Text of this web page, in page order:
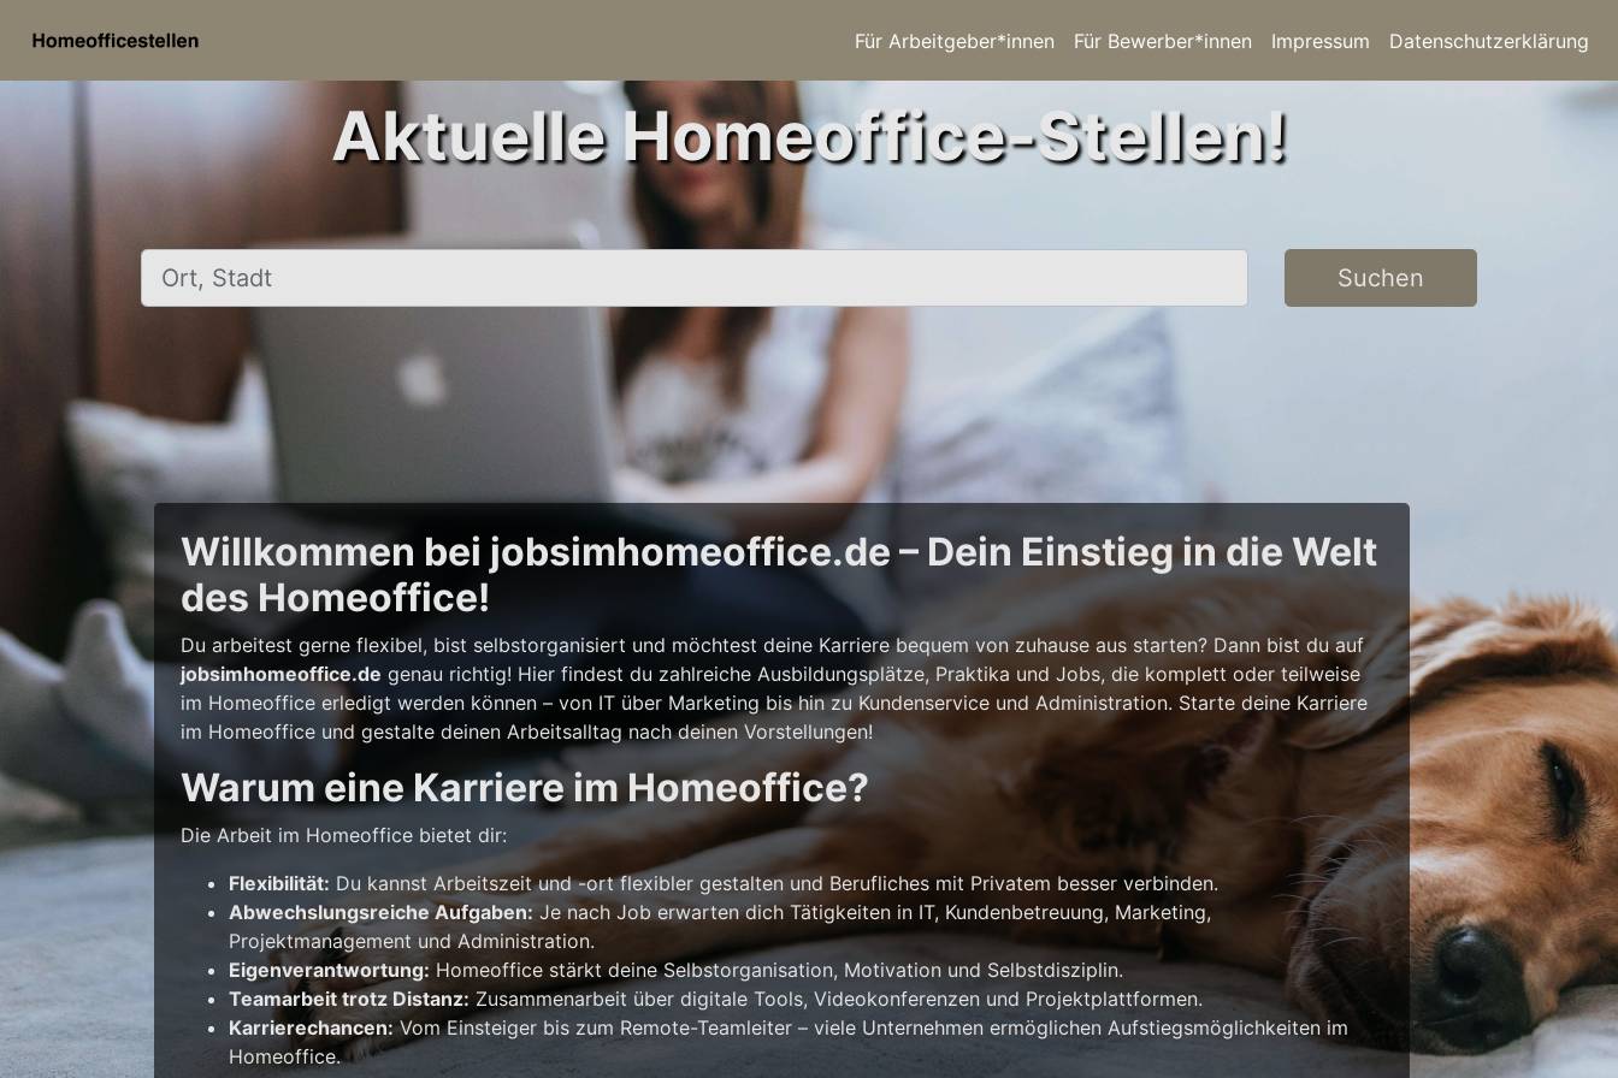
Für Arbeitgeber*innen Für Bewerber*innen Impressum Datenschutzerklärung
Aktuelle Homeoffice-Stellen!
Ort, Stadt Suchen
Willkommen bei jobsimhomeoffice.de – Dein Einstieg in die Welt
des Homeoffice!
Du arbeitest gerne flexibel, bist selbstorganisiert und möchtest deine Karriere bequem von zuhause aus starten? Dann bist du auf
jobsimhomeoffice.de genau richtig! Hier findest du zahlreiche Ausbildungsplätze, Praktika und Jobs, die komplett oder teilweise
im Homeoffice erledigt werden können – von IT über Marketing bis hin zu Kundenservice und Administration. Starte deine Karriere
im Homeoffice und gestalte deinen Arbeitsalltag nach deinen Vorstellungen!
Warum eine Karriere im Homeoffice?
Die Arbeit im Homeoffice bietet dir:
Flexibilität: Du kannst Arbeitszeit und -ort flexibler gestalten und Berufliches mit Privatem besser verbinden.
Abwechslungsreiche Aufgaben:Je nach Job erwarten dich Tätigkeiten in IT, Kundenbetreuung, Marketing,
Projektmanagement und Administration.
Eigenverantwortung:Homeoffice stärkt deine Selbstorganisation, Motivation und Selbstdisziplin.
Teamarbeit trotz Distanz: Zusammenarbeit über digitale Tools, Videokonferenzen und Projektplattformen.
Karrierechancen:Vom Einsteiger bis zum Remote-Teamleiter – viele Unternehmen ermöglichen Aufstiegsmöglichkeiten im
Homeoffice.